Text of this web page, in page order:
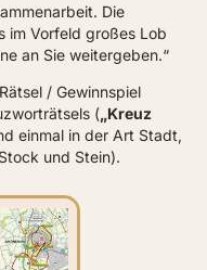
Die
im Vorfeld großes Lob
an Sie weitergeben.“
/ Gewinnspiel
(„Kreuz
einmal in der Art Stadt,
und Stein).